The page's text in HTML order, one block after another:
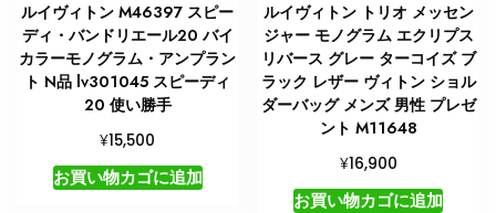
ルイヴィトン M46397 スピー
ディ・バンドリエール20 バイ
カラーモノグラム・アンプラン
ト N品 lv301045 スピーディ
20 使い勝手
¥15,500
お買い物カゴに追加
ルイヴィトン トリオ メッセン
ジャー モノグラム エクリプス
リバース グレー ターコイズ ブ
ラック レザー ヴィトン ショル
ダーバッグ メンズ 男性 プレゼ
ント M11648
¥16,900
お買い物カゴに追加